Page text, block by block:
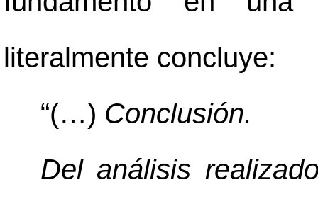
literalmente concluye:
“(…) Conclusión.
Del análisis